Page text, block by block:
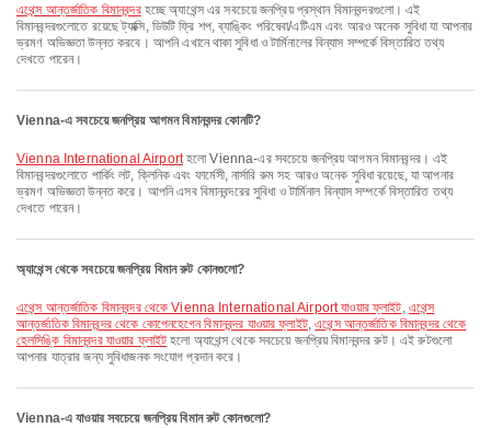
এথেন্স আন্তর্জাতিক বিমানবন্দরহচ্ছে অ্যাথেন্স এর সবচেয়ে জনপ্রিয় প্রস্থান বিমানবন্দরগুলো। এই
বিমানবন্দরগুলোতে রয়েছে ট্যাক্সি, ডিউটি ফ্রি শপ, ব্যাঙ্কিং পরিষেবা/এটিএম এবং আরও অনেক সুবিধা যা আপনার
ভ্রমণ অভিজ্ঞতা উন্নত করবে। আপনি এখানে থাকা সুবিধা ও টার্মিনালের বিন্যাস সম্পর্কে বিস্তারিত তথ্য
দেখতে পারেন।
Vienna-এ সবচেয়ে জনপ্রিয় আগমন বিমানবন্দর কোনটি?
Vienna International Airportহলো Vienna-এর সবচেয়ে জনপ্রিয় আগমন বিমানবন্দর। এই
বিমানবন্দরগুলোতে পার্কিং লট, ক্লিনিক এবং ফার্মেসী, নার্সারি রুম সহ আরও অনেক সুবিধা রয়েছে, যা আপনার
ভ্রমণ অভিজ্ঞতা উন্নত করে। আপনি এসব বিমানবন্দরের সুবিধা ও টার্মিনাল বিন্যাস সম্পর্কে বিস্তারিত তথ্য
দেখতে পারেন।
অ্যাথেন্স থেকে সবচেয়ে জনপ্রিয় বিমান রুট কোনগুলো?
এথেন্স আন্তর্জাতিক বিমানবন্দর থেকে Vienna International Airport যাওয়ার ফ্লাইট, এথেন্স
আন্তর্জাতিক বিমানবন্দর থেকে কোপেনহেগেন বিমানবন্দর যাওয়ার ফ্লাইট,এথেন্স আন্তর্জাতিক বিমানবন্দর থেকে
হেলসিঙ্কি বিমানবন্দর যাওয়ার ফ্লাইট হলো অ্যাথেন্স থেকে সবচেয়ে জনপ্রিয় বিমানবন্দর রুট। এই রুটগুলো
আপনার যাত্রার জন্য সুবিধাজনক সংযোগ প্রদান করে।
Vienna-এ যাওয়ার সবচেয়ে জনপ্রিয় বিমান রুট কোনগুলো?